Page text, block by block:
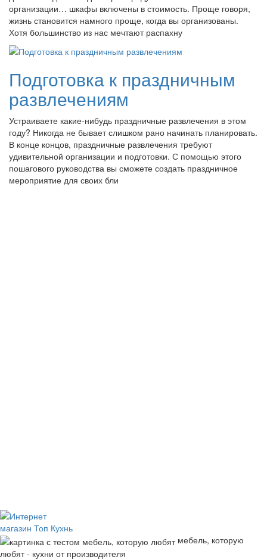
организации… шкафы включены в стоимость. Проще говоря,
жизнь становится намного проще, когда вы организованы.
Хотя большинство из нас мечтают распахну
Подготовка к праздничным
развлечениям
Устраиваете какие-нибудь праздничные развлечения в этом
году? Никогда не бывает слишком рано начинать планировать.
В конце концов, праздничные развлечения требуют
удивительной организации и подготовки. С помощью этого
пошагового руководства вы сможете создать праздничное
мероприятие для своих бли
мебель, которую
любят - кухни от производителя